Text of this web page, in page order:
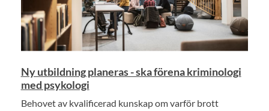
Ny utbildning planeras - ska förena kriminologi
med psykologi
Behovet av kvalificerad kunskap om varför brott